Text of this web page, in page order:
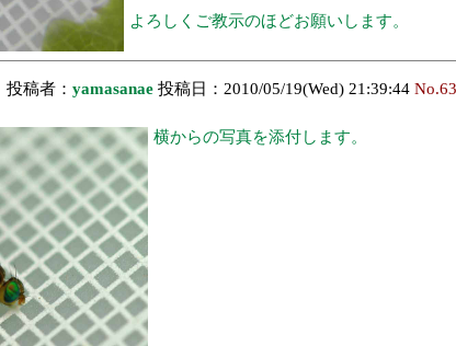
よろしくご教示のほどお願いします。
投稿者： yamasanae投稿日：2010/05/19(Wed) 21:39:44
横からの写真を添付します。